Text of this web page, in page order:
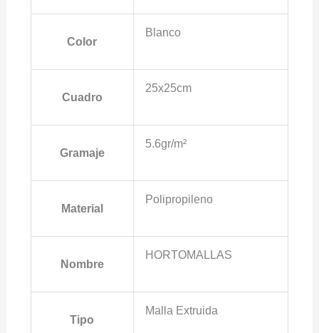
Color
Blanco
Cuadro
25x25cm
Gramaje
5.6gr/m²
Material
Polipropileno
Nombre
HORTOMALLAS
Tipo
Malla Extruida